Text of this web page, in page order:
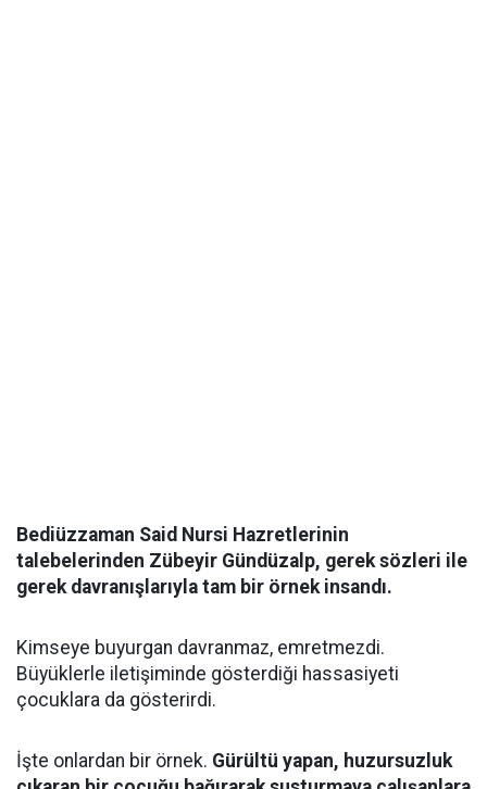
Bediüzzaman Said Nursi Hazretlerinin
talebelerinden Zübeyir Gündüzalp, gerek sözleri ile
gerek davranışlarıyla tam bir örnek insandı.
Kimseye buyurgan davranmaz, emretmezdi.
Büyüklerle iletişiminde gösterdiği hassasiyeti
çocuklara da gösterirdi.
İşte onlardan bir örnek. Gürültü yapan, huzursuzluk